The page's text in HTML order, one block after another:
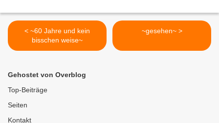
< ~60 Jahre und kein
bisschen weise~
~gesehen~ >
Gehostet von Overblog
Top-Beiträge
Seiten
Kontakt